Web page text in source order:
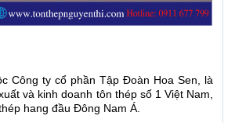
Công ty cổ phần Tập Đoàn Hoa Sen, là
và kinh doanh tôn thép số 1 Việt Nam,
hang đầu Đông Nam Á.